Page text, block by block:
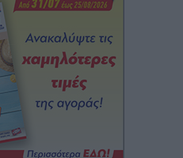
β’ τρίμηνο με «όχημα»
στο αεροδρόμιο της
είναι η ενίσχυση, όχι η